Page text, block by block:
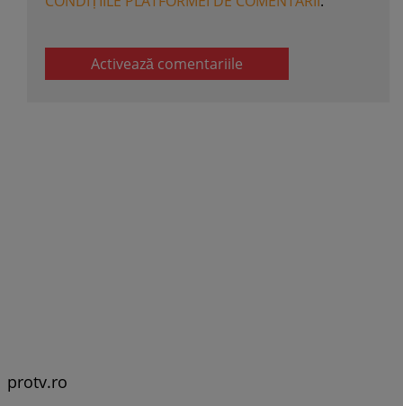
Activează comentariile
protv.ro